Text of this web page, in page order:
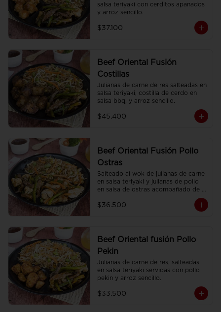
salsa teriyaki con cerditos apanados
y arroz sencillo.
$37.100
Beef Oriental Fusión
Costillas
Julianas de carne de res salteadas en
salsa teriyaki, costilla de cerdo en
salsa bbq, y arroz sencillo.
$45.400
Beef Oriental Fusión Pollo
Ostras
Salteado al wok de julianas de carne
en salsa teriyaki y julianas de pollo
en salsa de ostras acompañado de
$36.500
Beef Oriental fusión Pollo
Pekin
Julianas de carne de res, salteadas
en salsa teriyaki servidas con pollo
pekin y arroz sencillo.
$33.500